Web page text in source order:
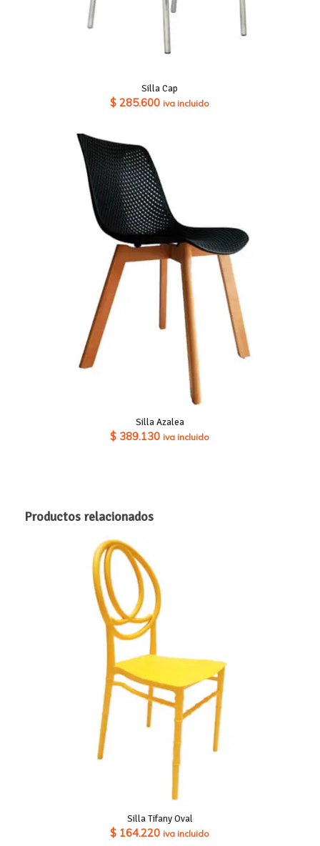
Silla Cap
$ 285.600 iva incluido
Silla Azalea
$ 389.130 iva incluido
Productos relacionados
Silla Tifany Oval
$ 164.220 iva incluido